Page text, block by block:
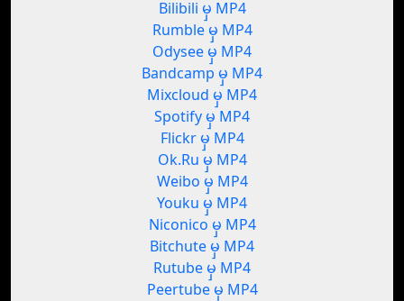
Bilibili မှ MP4
Rumble မှ MP4
Odysee မှ MP4
Bandcamp မှ MP4
Mixcloud မှ MP4
Spotify မှ MP4
Flickr မှ MP4
Ok.Ru မှ MP4
Weibo မှ MP4
Youku မှ MP4
Niconico မှ MP4
Bitchute မှ MP4
Rutube မှ MP4
Peertube မှ MP4